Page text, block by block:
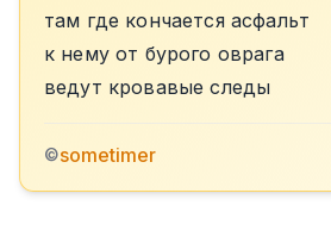
там где кончается асфальт
к нему от бурого оврага
ведут кровавые следы
©sometimer